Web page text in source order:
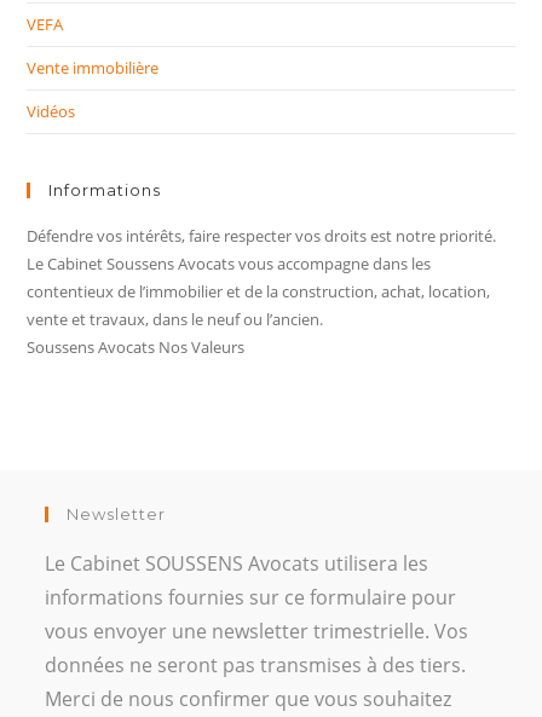
VEFA
Vente immobilière
Vidéos
Informations
Défendre vos intérêts, faire respecter vos droits est notre priorité.
Le Cabinet Soussens Avocats vous accompagne dans les
contentieux de l’immobilier et de la construction, achat, location,
vente et travaux, dans le neuf ou l’ancien.
Soussens Avocats Nos Valeurs
Newsletter
Le Cabinet SOUSSENS Avocats utilisera les
informations fournies sur ce formulaire pour
vous envoyer une newsletter trimestrielle. Vos
données ne seront pas transmises à des tiers.
Merci de nous confirmer que vous souhaitez